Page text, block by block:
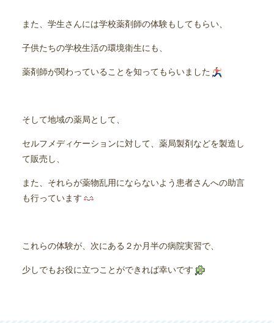
また、学生さんには学校薬剤師の体験もしてもらい、
子供たちの学校生活の環境衛生にも、
薬剤師が関わっていることを知ってもらいました
そして地域の薬局として、
セルフメディケーションに対して、薬局製剤などを製造し
て販売し、
また、それらが薬物乱用にならないよう患者さんへの助言
も行っています
これらの体験が、次にある２か月半の病院実習で、
少しでもお役に立つことができれば幸いです